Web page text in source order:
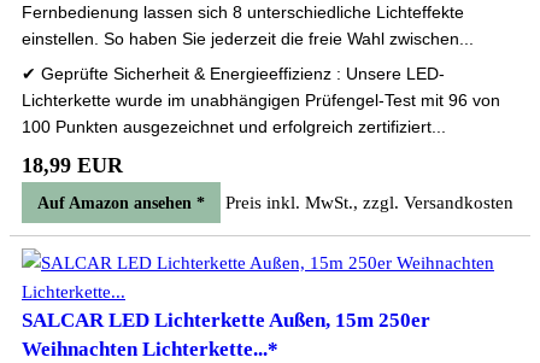
Fernbedienung lassen sich 8 unterschiedliche Lichteffekte
einstellen. So haben Sie jederzeit die freie Wahl zwischen...
✔ Geprüfte Sicherheit & Energieeffizienz : Unsere LED-
Lichterkette wurde im unabhängigen Prüfengel-Test mit 96 von
100 Punkten ausgezeichnet und erfolgreich zertifiziert...
18,99 EUR
Auf Amazon ansehen * Preis inkl. MwSt., zzgl. Versandkosten
SALCAR LED Lichterkette Außen, 15m 250er
Weihnachten Lichterkette...*